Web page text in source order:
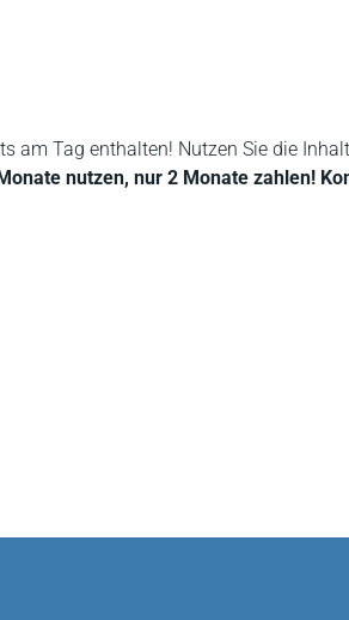
am Tag enthalten! Nutzen Sie die
nutzen, nur 2 Monate zahlen!